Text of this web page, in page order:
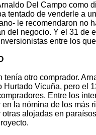
Del Campo como
tentado de venderle a
le recomendaron no
del negocio. Y el 31 de
entre los
tenía otro comprador.
Vicuña, pero el
Entre los
la nómina de los más
alojadas en